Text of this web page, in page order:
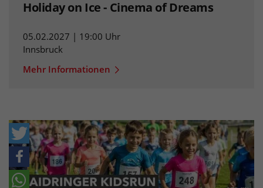
Holiday on Ice - Cinema of Dreams
05.02.2027 | 19:00 Uhr
Innsbruck
Mehr Informationen